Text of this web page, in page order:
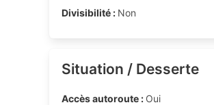
Divisibilité : Non
Situation / Desserte
Accès autoroute : Oui